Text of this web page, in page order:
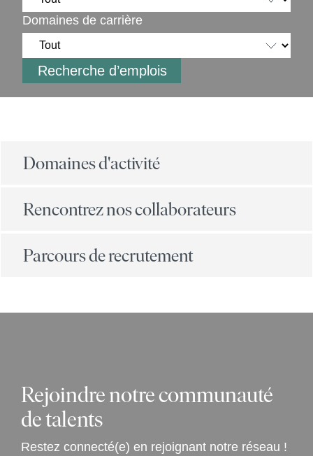
Domaines de carrière
Domaines d'activité
Rencontrez nos collaborateurs
Parcours de recrutement
Rejoindre notre communauté
de talents
Restez connecté(e) en rejoignant notre réseau !